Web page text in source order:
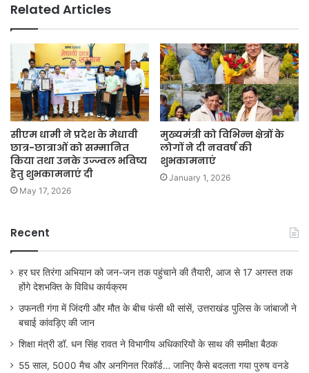
Related Articles
सीएम धामी ने प्रदेश के मेधावी
छात्र-छात्राओं को सम्मानित
किया तथा उनके उज्ज्वल भविष्य
हेतु शुभकामनाएं दी
May 17, 2026
मुख्यमंत्री को विभिन्न क्षेत्रों के
लोगों ने दी नववर्ष की
शुभकामनाएं
January 1, 2026
Recent
हर घर तिरंगा अभियान को जन-जन तक पहुंचाने की तैयारी, आज से 17 अगस्त तक
होंगे देशभक्ति के विविध कार्यक्रम
उफनती गंगा में जिंदगी और मौत के बीच फंसी थी सांसें, उत्तराखंड पुलिस के जांबाजों ने
बचाई कांवड़िए की जान
शिक्षा मंत्री डॉ. धन सिंह रावत ने विभागीय अधिकारियों के साथ की समीक्षा बैठक
55 साल, 5000 मैच और अनगिनत रिकॉर्ड… जानिए कैसे बदलता गया पुरुष वनडे